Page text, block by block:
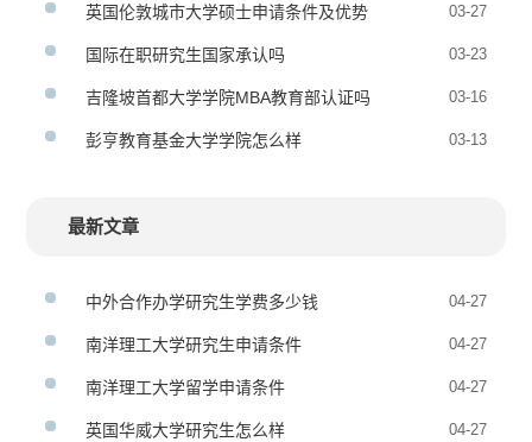
英国伦敦城市大学硕士申请条件及优势 03-27
国际在职研究生国家承认吗 03-23
吉隆坡首都大学学院MBA教育部认证吗 03-16
彭亨教育基金大学学院怎么样 03-13
最新文章
中外合作办学研究生学费多少钱 04-27
南洋理工大学研究生申请条件 04-27
南洋理工大学留学申请条件 04-27
英国华威大学研究生怎么样 04-27